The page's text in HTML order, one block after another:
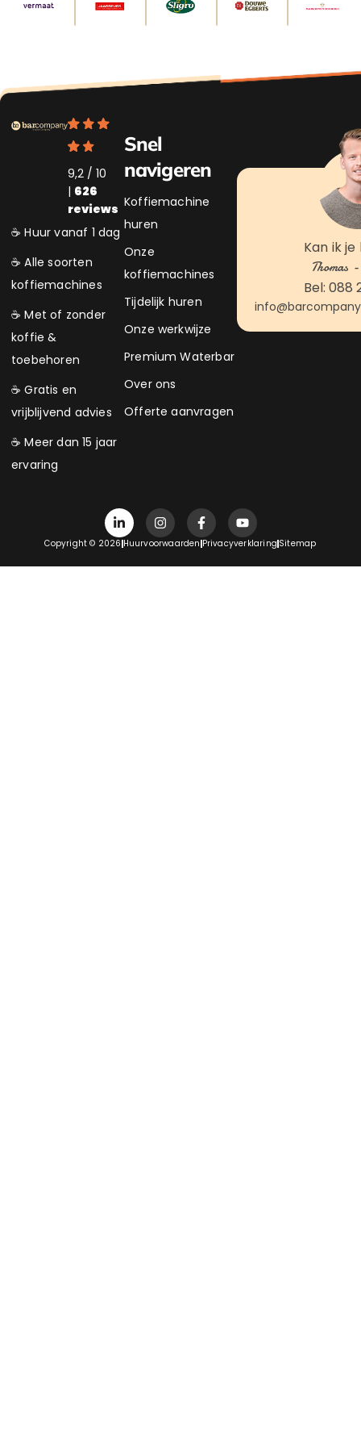
9,2 / 10
| 626
reviews
☕ Huur vanaf 1 dag
☕ Alle soorten
koffiemachines
☕ Met of zonder
koffie &
toebehoren
☕ Gratis en
vrijblijvend advies
☕ Meer dan 15 jaar
ervaring
Snel
navigeren
Koffiemachine
huren
Onze
koffiemachines
Tijdelijk huren
Onze werkwijze
Premium Waterbar
Over ons
Offerte aanvragen
Kan ik
Thomas
Bel: 088
Copyright © 2026 Huurvoorwaarden PrivacyverklaringSitemap